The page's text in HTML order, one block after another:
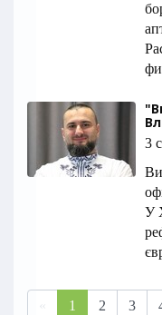
3
У
« 1 2 3